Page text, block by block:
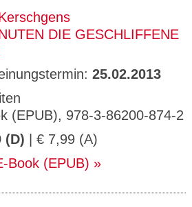
DIE GESCHLIFFENE
25.02.2013
(EPUB), 978-3-86200-874-2
(D) | € 7,99 (A)
Book (EPUB)